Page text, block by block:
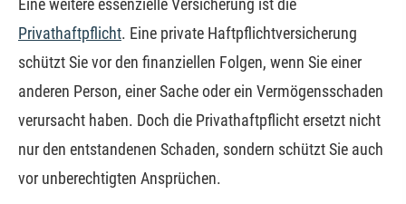
Privathaftpflicht. Eine private Haft­pflichtversicherung
schützt Sie vor den finanziellen Folgen, wenn Sie einer
anderen Person, einer Sache oder ein Vermögensschaden
verursacht haben. Doch die Privathaftpflicht ersetzt nicht
nur den entstandenen Schaden, sondern schützt Sie auch
vor unberechtigten Ansprüchen.